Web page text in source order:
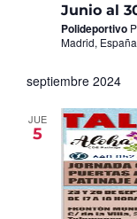
Junio al
Polideportivo
Madrid, España
septiembre 2024
JUE
5